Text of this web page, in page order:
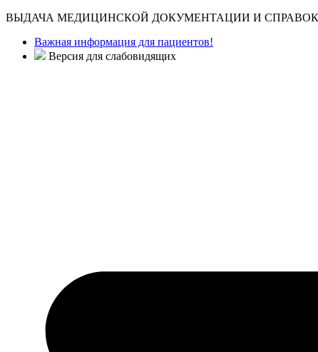
ВЫДАЧА МЕДИЦИНСКОЙ ДОКУМЕНТАЦИИ И СПРАВОК
Важная информация для пациентов!
Версия для слабовидящих